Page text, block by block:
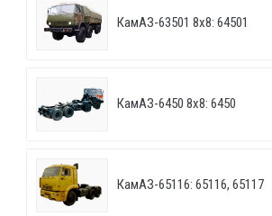
КамАЗ-63501 8х8: 64501
КамАЗ-6450 8х8: 6450
КамАЗ-65116: 65116, 65117